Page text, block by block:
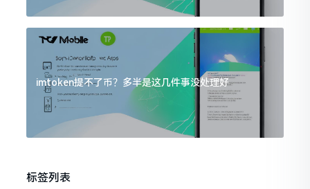
imtoken提不了币？多半是这几件事没处理好
标签列表